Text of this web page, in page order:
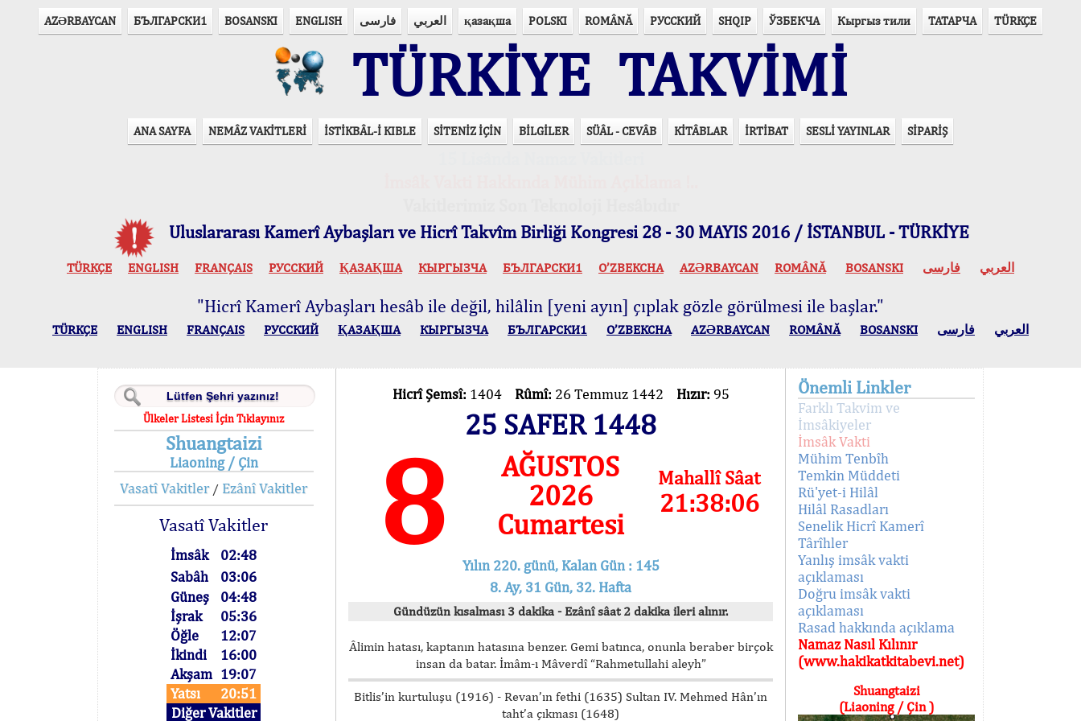
AZӘRBAYCAN БЪЛГАРСКИ1 BOSANSKI ENGLISH فارسی العربي қазақша POLSKI ROMÂNĂ РУССКИЙ SHQIP ЎЗБЕКЧА Кыргыз тили ТАТАРЧА TÜRKÇE
TÜRKİYE TAKVİMİ
ANA SAYFA NEMÂZ VAKİTLERİ İSTİKBÂL-İ KIBLE SİTENİZ İÇİN BİLGİLER SÜÂL - CEVÂB KİTÂBLAR İRTİBAT SESLİ YAYINLAR SİPARİŞ
Uluslararası Kamerî Aybaşları ve Hicrî Takvîm Birliği Kongresi 28 - 30 MAYIS 2016 / İSTANBUL - TÜRKİYE
TÜRKÇE ENGLISH FRANÇAIS РУССКИЙ ҚАЗАҚША КЫPГЫЗЧA БЪЛГАРСКИ1 O’ZBEKCHA AZӘRBAYCAN ROMÂNĂ BOSANSKI العربي فارسی
"Hicrî Kamerî Aybaşları hesâb ile değil, hilâlin [yeni ayın] çıplak gözle görülmesi ile başlar."
TÜRKÇE ENGLISH FRANÇAIS РУССКИЙ ҚАЗАҚША КЫPГЫЗЧA БЪЛГАРСКИ1 O’ZBEKCHA AZӘRBAYCAN ROMÂNĂ BOSANSKI العربي فارسی
Ülkeler Listesi İçin Tıklayınız
Shuangtaizi
Liaoning / Çin
Vasatî Vakitler/ Ezânî Vakitler
Vasatî Vakitler
İmsâk
02:48
Sabâh
03:06
Güneş
04:48
İşrak
05:36
Öğle
12:07
İkindi
16:00
Akşam 19:07
Yatsı
20:51
Diğer Vakitler
Hicrî Şemsî: 1404 Rûmî: 26 Temmuz 1442 Hızır: 95
25 SAFER 1448
8
AĞUSTOS
2026
Cumartesi
Mahallî Sâat
21:38:06
Yılın 220. günü, Kalan Gün : 145
8. Ay, 31 Gün, 32. Hafta
Gündüzün kısalması 3 dakika - Ezânî sâat 2 dakika ileri alınır.
Âlimin hatası, kaptanın hatasına benzer. Gemi batınca, onunla beraber birçok
insan da batar. İmâm-ı Mâverdî “Rahmetullahi aleyh”
Bitlis’in kurtuluşu (1916) - Revan’ın fethi (1635) Sultan IV. Mehmed Hân’ın
taht’a çıkması (1648)
Önemli Linkler
Farklı Takvim ve
İmsâkiyeler
İmsâk Vakti
Mühim Tenbîh
Temkin Müddeti
Rü'yet-i Hilâl
Hilâl Rasadları
Senelik Hicrî Kamerî
Târîhler
Yanlış imsâk vakti
açıklaması
Doğru imsâk vakti
açıklaması
Rasad hakkında açıklama
Namaz Nasıl Kılınır
(www.hakikatkitabevi.net)
Shuangtaizi
(Liaoning / Çin )